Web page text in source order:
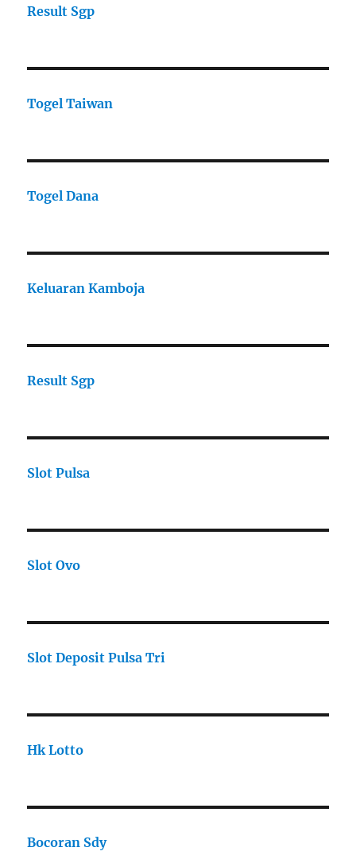
Result Sgp
Togel Taiwan
Togel Dana
Keluaran Kamboja
Result Sgp
Slot Pulsa
Slot Ovo
Slot Deposit Pulsa Tri
Hk Lotto
Bocoran Sdy